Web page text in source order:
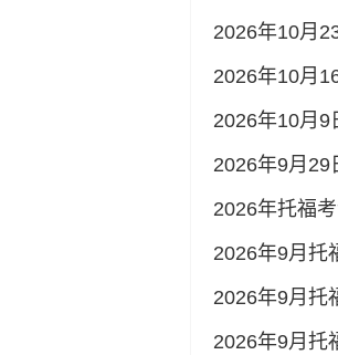
2026年10月
2026年10月
2026年10月9
2026年9月29
2026年托福
2026年9月托
2026年9月托
2026年9月托